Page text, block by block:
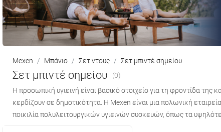
Mexen Μπάνιο Σετ ντους Σετ μπιντέ σημείου
Σετ μπιντέ σημείου
(0)
Η προσωπική υγιεινή είναι βασικό στοιχείο για τη φροντίδα της
κερδίζουν σε δημοτικότητα. Η Mexen είναι μια πολωνική
ποικιλία πολυλειτουργικών υγιεινών συσκευών, όπως τα